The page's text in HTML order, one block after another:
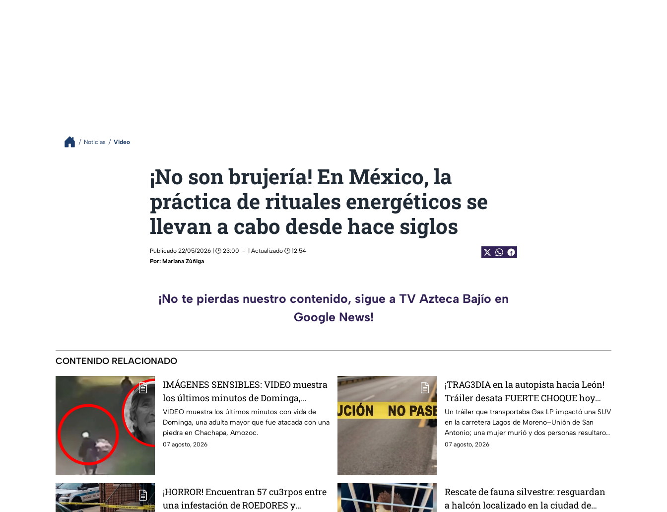
Noticias Video
¡No son brujería! En México, la
práctica de rituales energéticos se
llevan a cabo desde hace siglos
Publicado 22/05/2026 | 🕑 23:00
| Actualizado 🕑 12:54
Por: Mariana Zúñiga
¡No te pierdas nuestro contenido, sigue a TV Azteca Bajío en
Google News!
CONTENIDO RELACIONADO
IMÁGENES SENSIBLES: VIDEO muestra
los últimos minutos de Dominga,
abuelita 4TACADA por 90 pesos en
Amozoc
VIDEO muestra los últimos minutos con vida de
Dominga, una adulta mayor que fue atacada con una
piedra en Chachapa, Amozoc.
07 agosto, 2026
¡TRAG3DIA en la autopista hacia León!
Tráiler desata FUERTE CHOQUE hoy
viernes y una mujer pierde la vida
Un tráiler que transportaba Gas LP impactó una SUV
en la carretera Lagos de Moreno–Unión de San
Antonio; una mujer murió y dos personas resultaron
lesionadas.
07 agosto, 2026
¡HORROR! Encuentran 57 cu3rpos entre
una infestación de ROEDORES y
Rescate de fauna silvestre: resguardan
a halcón localizado en la ciudad de